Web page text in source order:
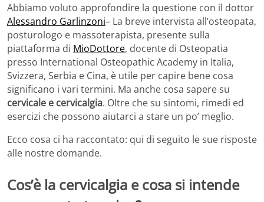
Abbiamo voluto approfondire la questione con il dottor
Alessandro Garlinzoni– La breve intervista all’osteopata,
posturologo e massoterapista, presente sulla
piattaforma di MioDottore, docente di Osteopatia
presso International Osteopathic Academy in Italia,
Svizzera, Serbia e Cina, è utile per capire bene cosa
significano i vari termini. Ma anche cosa sapere su
cervicale e cervicalgia. Oltre che su sintomi, rimedi ed
esercizi che possono aiutarci a stare un po’ meglio.
Ecco cosa ci ha raccontato: qui di seguito le sue risposte
alle nostre domande.
Cos’è la cervicalgia e cosa si intende